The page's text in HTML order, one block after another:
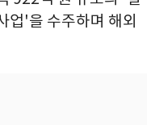
'을 수주하며 해외